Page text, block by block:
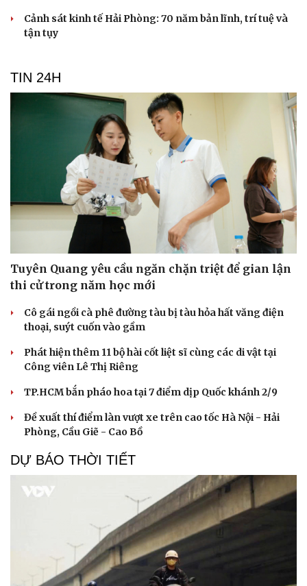
Tư vấn
check-in
Câu chuyện thời sự
Cửa sổ tình yêu
Cảnh sát kinh tế Hải Phòng: 70 năm bản lĩnh, trí tuệ và
tận tụy
TIN 24H
Tuyên Quang yêu cầu ngăn chặn triệt để gian lận
thi cử trong năm học mới
Cô gái ngồi cà phê đường tàu bị tàu hỏa hất văng điện
thoại, suýt cuốn vào gầm
Phát hiện thêm 11 bộ hài cốt liệt sĩ cùng các di vật tại
Công viên Lê Thị Riêng
TP.HCM bắn pháo hoa tại 7 điểm dịp Quốc khánh 2/9
Đề xuất thí điểm làn vượt xe trên cao tốc Hà Nội - Hải
Phòng, Cầu Giẽ - Cao Bồ
DỰ BÁO THỜI TIẾT